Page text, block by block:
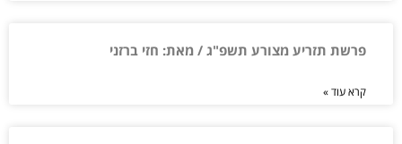
פרשת תזריע מצורע תשפ"ג / מאת: חזי ברזני
קרא עוד »